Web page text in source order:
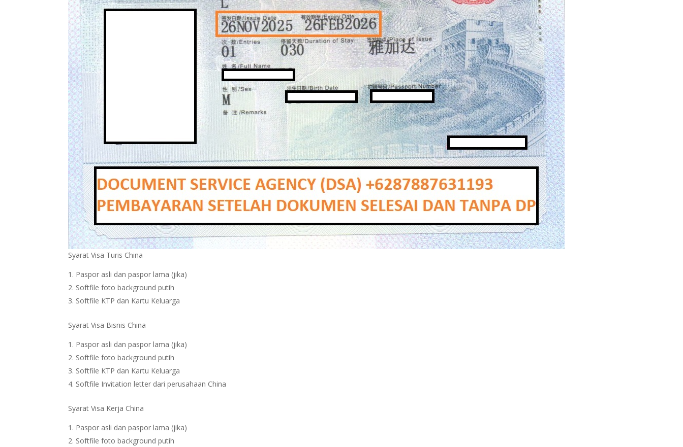
Syarat Visa Turis China
Paspor asli dan paspor lama (jika)
Softfile foto background putih
Softfile KTP dan Kartu Keluarga
Syarat Visa Bisnis China
Paspor asli dan paspor lama (jika)
Softfile foto background putih
Softfile KTP dan Kartu Keluarga
Softfile Invitation letter dari perusahaan China
Syarat Visa Kerja China
Paspor asli dan paspor lama (jika)
Softfile foto background putih